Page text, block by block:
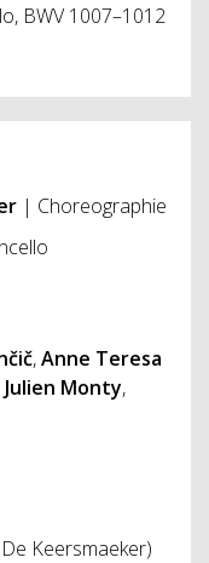
BWV 1007–1012
| Choreographie
,Anne Teresa
Julien Monty,
Keersmaeker)